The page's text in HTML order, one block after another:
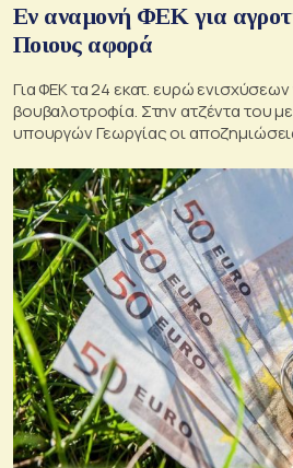
Εν αναμονή ΦΕΚ για
Ποιους αφορά
Για ΦΕΚ τα 24 εκατ. ευρώ ενισχύσεων
βουβαλοτροφία. Στην ατζέντα του
υπουργών Γεωργίας οι